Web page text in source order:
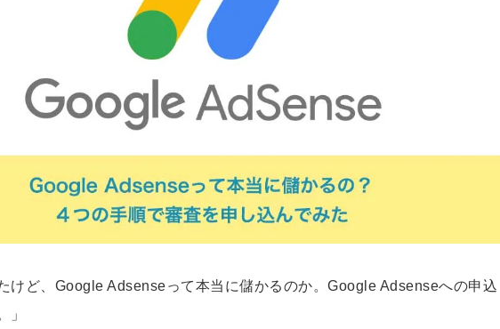
けど、Google Adsenseって本当に儲かるのか。Google Adsenseへの申込
」